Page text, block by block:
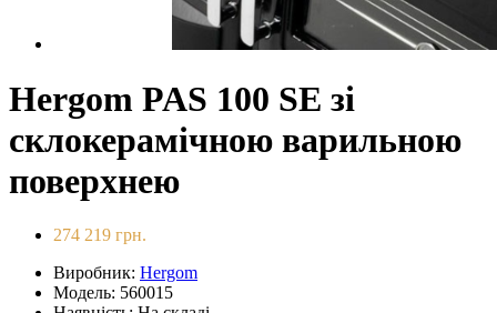
Hergom PAS 100 SE зі
склокерамічною варильною
поверхнею
274 219 грн.
Виробник: Hergom
Модель: 560015